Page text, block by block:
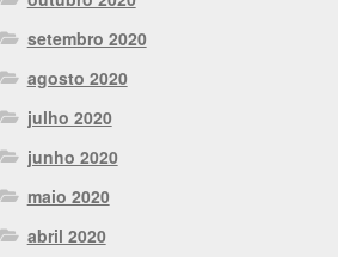
setembro 2020
agosto 2020
julho 2020
junho 2020
maio 2020
abril 2020